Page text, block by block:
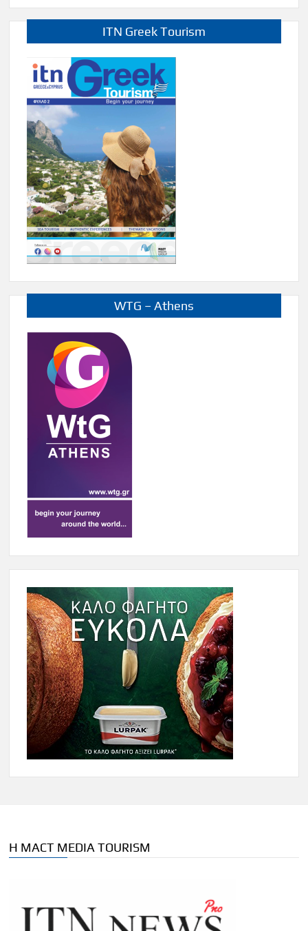
ITN Greek Tourism
WTG – Athens
Η MACT MEDIA TOURISM